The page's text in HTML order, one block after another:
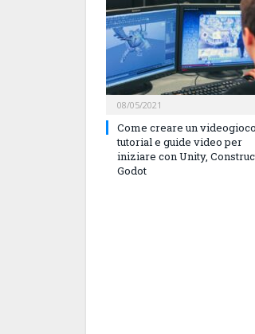
08/05/2021
Come creare un
tutorial e guide video per
iniziare con Unity,
Godot